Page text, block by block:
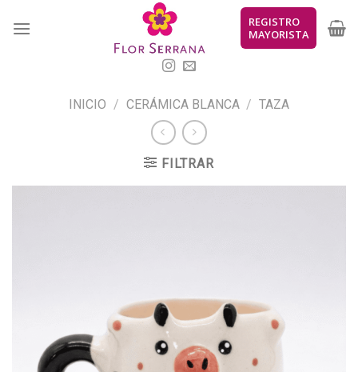
REGISTRO
MAYORISTA
INICIO / CERÁMICA BLANCA / TAZA
FILTRAR